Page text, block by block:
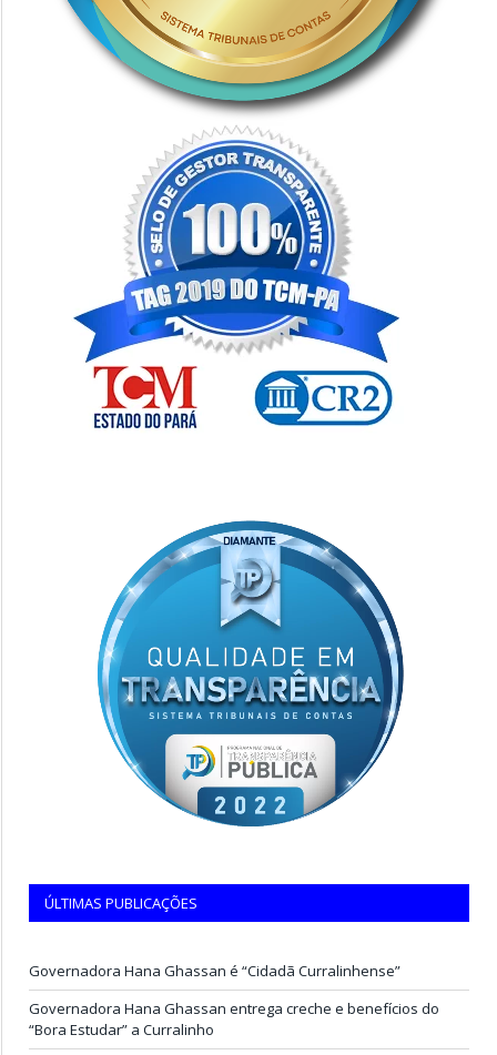
ÚLTIMAS PUBLICAÇÕES
Governadora Hana Ghassan é “Cidadã Curralinhense”
Governadora Hana Ghassan entrega creche e benefícios do
“Bora Estudar” a Curralinho